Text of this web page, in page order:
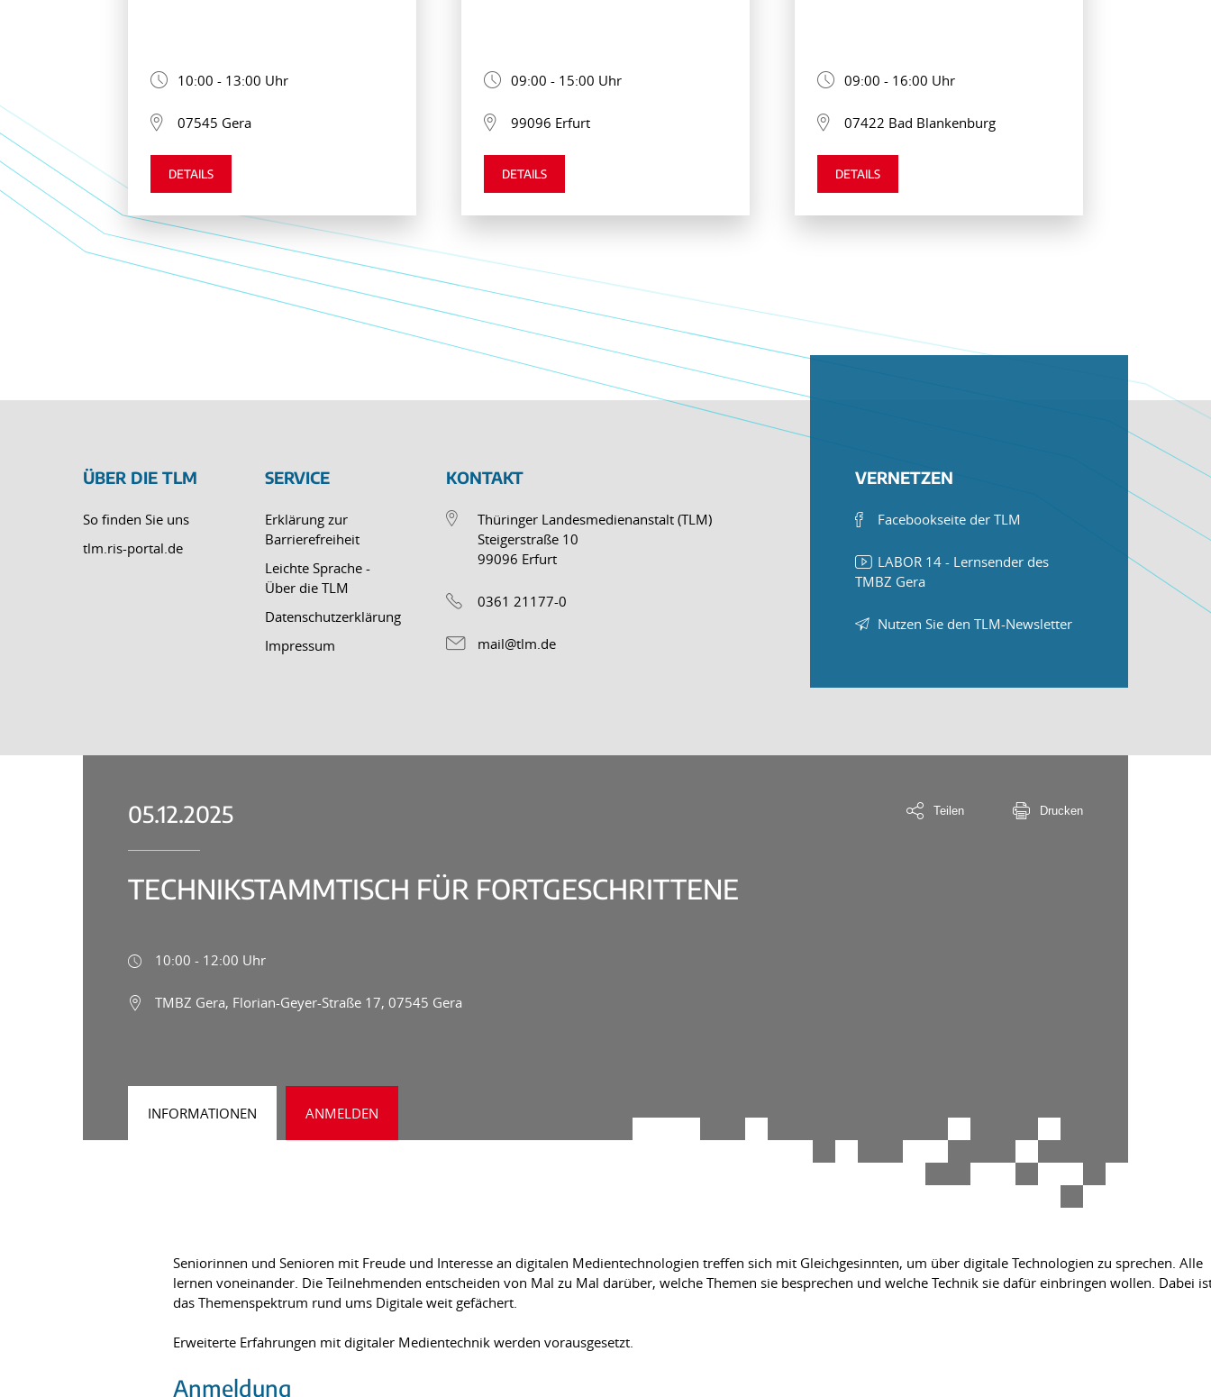
10:00 - 13:00 Uhr
07545 Gera
DETAILS
09:00 - 15:00 Uhr
99096 Erfurt
DETAILS
09:00 - 16:00 Uhr
07422 Bad Blankenburg
DETAILS
ÜBER DIE TLM
So finden Sie uns
tlm.ris-portal.de
SERVICE
Erklärung zur
Barrierefreiheit
Leichte Sprache -
Über die TLM
Datenschutzerklärung
Impressum
KONTAKT
Thüringer Landesmedienanstalt (TLM)
Steigerstraße 10
99096 Erfurt
0361 21177-0
mail@tlm.de
VERNETZEN
Facebookseite der TLM
LABOR 14 - Lernsender des
TMBZ Gera
Nutzen Sie den TLM-Newsletter
05.12.2025 Teilen Drucken
TECHNIKSTAMMTISCH FÜR FORTGESCHRITTENE
10:00 - 12:00 Uhr
TMBZ Gera, Florian-Geyer-Straße 17, 07545 Gera
INFORMATIONEN ANMELDEN
Seniorinnen und Senioren mit Freude und Interesse an digitalen Medientechnologien treffen sich mit Gleichgesinnten, um über digitale Technologien zu sprechen. Alle
lernen voneinander. Die Teilnehmenden entscheiden von Mal zu Mal darüber, welche Themen sie besprechen und welche Technik sie dafür einbringen wollen. Dabei
das Themenspektrum rund ums Digitale weit gefächert.
Erweiterte Erfahrungen mit digitaler Medientechnik werden vorausgesetzt.
Anmeldung